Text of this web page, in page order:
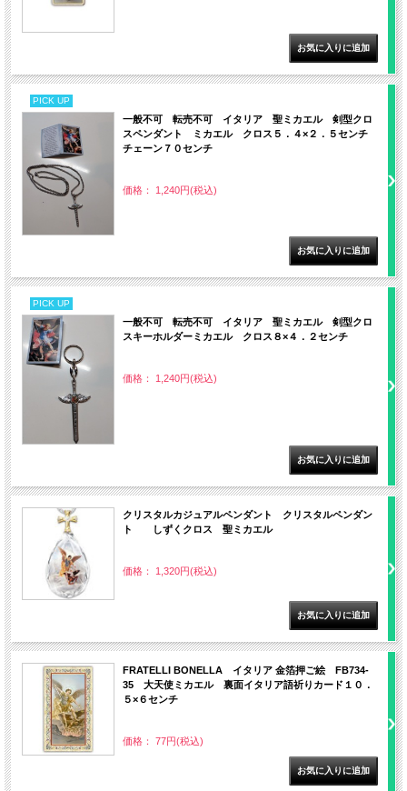
PICK UP
一般不可 転売不可 イタリア 聖ミカエル 剣型クロ
スペンダント ミカエル クロス５．４×２．５センチ
チェーン７０センチ
価格： 1,240円(税込)
PICK UP
一般不可 転売不可 イタリア 聖ミカエル 剣型クロ
スキーホルダーミカエル クロス８×４．２センチ
価格： 1,240円(税込)
クリスタルカジュアルペンダント クリスタルペンダン
ト しずくクロス 聖ミカエル
価格： 1,320円(税込)
FRATELLI BONELLA イタリア 金箔押ご絵 FB734-
35 大天使ミカエル 裏面イタリア語祈りカード１０．
５×６センチ
価格： 77円(税込)